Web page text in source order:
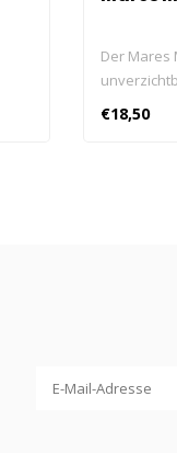
Der Mares
einer
€18,50